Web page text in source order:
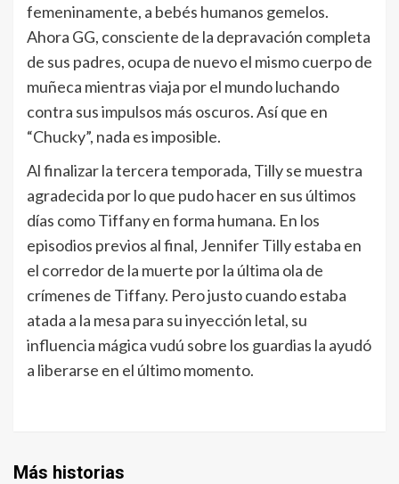
femeninamente, a bebés humanos gemelos.
Ahora GG, consciente de la depravación completa
de sus padres, ocupa de nuevo el mismo cuerpo de
muñeca mientras viaja por el mundo luchando
contra sus impulsos más oscuros. Así que en
“Chucky”, nada es imposible.
Al finalizar la tercera temporada, Tilly se muestra
agradecida por lo que pudo hacer en sus últimos
días como Tiffany en forma humana. En los
episodios previos al final, Jennifer Tilly estaba en
el corredor de la muerte por la última ola de
crímenes de Tiffany. Pero justo cuando estaba
atada a la mesa para su inyección letal, su
influencia mágica vudú sobre los guardias la ayudó
a liberarse en el último momento.
Más historias